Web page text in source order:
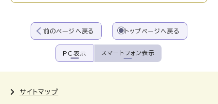
前のページへ戻る トップページへ戻る
PC表示 スマートフォン表示
サイトマップ